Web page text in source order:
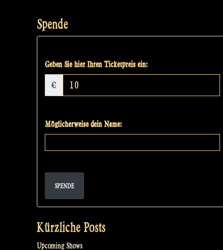
Spende
Geben Sie hier Ihren Ticketpreis ein:
€
Möglicherweise dein Name:
SPENDE
Kürzliche Posts
Upcoming Shows